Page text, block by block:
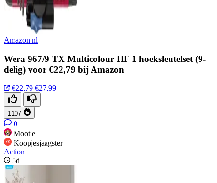
Amazon.nl
Wera 967/9 TX Multicolour HF 1 hoeksleutelset (9-
delig) voor €22,79 bij Amazon
€22,79 €27,99
1107
0
Mootje
Koopjesjaagster
Action
5d